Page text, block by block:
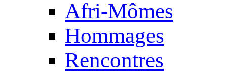
Afri-Mômes
Hommages
Rencontres